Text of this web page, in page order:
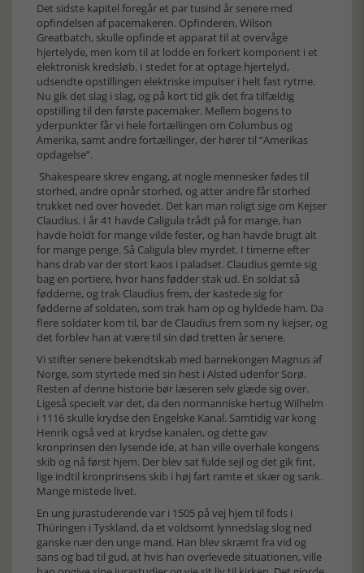
Det sidste kapitel foregår et par tusind år senere med
opfindelsen af pacemakeren. Opfinderen, Wilson
Greatbatch, skulle opfinde et apparat til at overvåge
hjertelyde, men kom til at lodde en forkert komponent i et
elektronisk kredsløb. I stedet for at optage hjertelyd,
udsendte opstillingen elektriske impulser i helt fast rytme.
Nu gik det slag i slag, og på kort tid gik det fra tilfældig
opstilling til den første pacemaker. Mellem bogens to
yderpunkter får vi hele fortællingen om Columbus og
Amerika, samt andre fortællinger, der hører til “Amerikas
opdagelse”.
Shakespeare skrev engang, at nogle mennesker fødes til
storhed, andre opnår storhed, og atter andre får storhed
trukket ned over hovedet. Det kan man roligt sige om Kejser
Claudius. I år 41 havde Caligula trådt på for mange, han
havde holdt for mange vilde fester, og han havde brugt alt
for mange penge. Så Caligula blev myrdet. I timerne efter
hans drab var der stort kaos i paladset. Claudius gemte sig
bag en portiere, hvor hans fødder stak ud. En soldat så
fødderne, og trak Claudius frem, der kastede sig for
fødderne af soldaten, som trak ham op og hyldede ham. Da
flere soldater kom til, bar de Claudius frem som ny kejser, og
det forblev han at være til sin død tretten år senere.
Vi stifter senere bekendtskab med barnekongen Magnus af
Norge, som styrtede med sin hest i Alsted udenfor Sorø.
Resten af denne historie bør læseren selv glæde sig over.
Ligeså specielt var det, da den normanniske hertug Wilhelm
i 1116 skulle krydse den Engelske Kanal. Samtidig var kong
Henrik også ved at krydse kanalen, og dette gav
kronprinsen den lysende ide, at han ville overhale kongens
skib og nå først hjem. Der blev sat fulde sejl og det gik fint,
lige indtil kronprinsens skib i høj fart ramte et skær og sank.
Mange mistede livet.
En ung jurastuderende var i 1505 på vej hjem til fods i
Thüringen i Tyskland, da et voldsomt lynnedslag slog ned
ganske nær den unge mand. Han blev skræmt fra vid og
sans og bad til gud, at hvis han overlevede situationen, ville